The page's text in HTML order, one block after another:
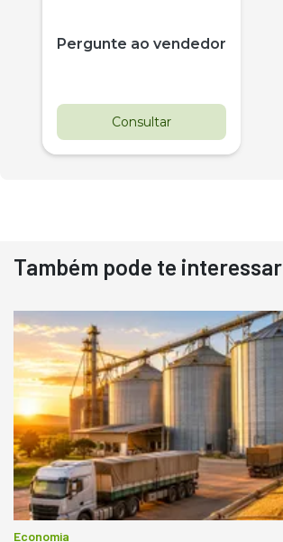
Pergunte ao vendedor
Consultar
Destaque
Usado
Pá Carregadeira Cat 966
Ano 1987
Londrina
R$ 145.000
Consultar
Também pode te interessar
Economia